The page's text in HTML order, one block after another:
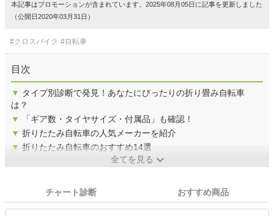
本記事はプロモーションが含まれています。2025年08月05日に記事を更新しました
（公開日2020年03月31日）
#クロスバイク #自転車
目次
▼ タイプ別診断で発見！あなたにぴったりの折り畳み自転車
は？
▼
「ギア数・タイヤサイズ・付属品」も確認！
▼ 折りたたみ自転車の人気メーカーを紹介
▼ 折りたたみ自転車のおすすめ14選
全てを見る
チャート診断 おすすめ商品